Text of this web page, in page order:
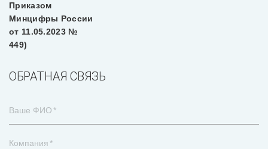
Приказом
Минцифры России
от 11.05.2023 №
449)
ОБРАТНАЯ СВЯЗЬ
Ваше ФИО
Компания